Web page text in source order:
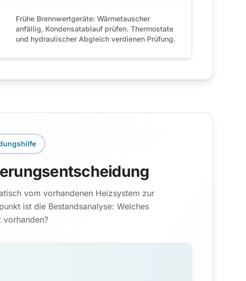
Frühe Brennwertgeräte: Wärmetauscher
anfällig, Kondensatablauf prüfen. Thermostate
und hydraulischer Abgleich verdienen Prüfung.
vom vorhandenen Heizsystem zur
ist die Bestandsanalyse: Welches
vorhanden?